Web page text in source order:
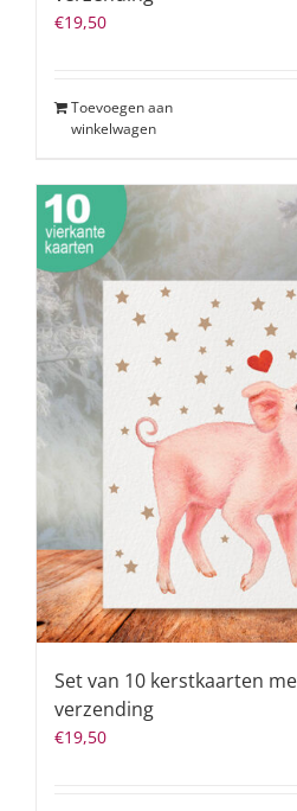
€19,50
Toevoegen aan
winkelwagen
Set van 10 kerstkaarten
verzending
€19,50